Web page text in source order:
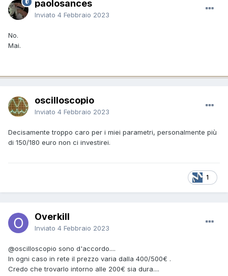
paolosances
Inviato 4 Febbraio 2023
No.
Mai.
oscilloscopio
Inviato 4 Febbraio 2023
Decisamente troppo caro per i miei parametri, personalmente più
di 150/180 euro non ci investirei.
1
Overkill
Inviato 4 Febbraio 2023
@oscilloscopio sono d'accordo....
In ogni caso in rete il prezzo varia dalla 400/500€ .
Credo che trovarlo intorno alle 200€ sia dura....